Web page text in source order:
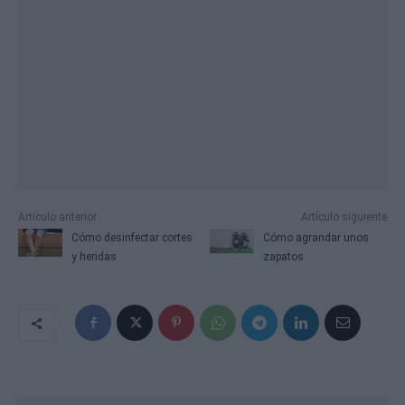
Artículo anterior
Cómo desinfectar cortes
y heridas
Artículo siguiente
Cómo agrandar unos
zapatos